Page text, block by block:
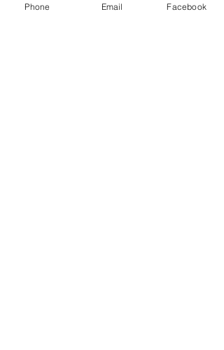
pena conferir. Faça já a sua reserva.
Phone Email Facebook